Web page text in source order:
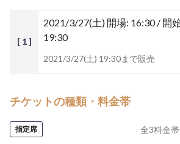
[ 1 ]
2021/3/27(土) 開場: 16:30 / 開
19:30
2021/3/27(土) 19:30まで販売
チケットの種類・料金帯
指定席 全3料金帯